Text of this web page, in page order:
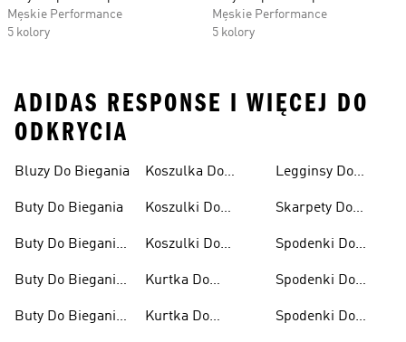
Męskie Performance
5 kolory
Męskie Performance
5 kolory
ADIDAS RESPONSE I WIĘCEJ DO
ODKRYCIA
Bluzy Do Biegania
Buty Do Biegania
Buty Do Biegania
Buty Do Biegania
Buty Do Biegania
Koszulka Do
Koszulki Do
Koszulki Do
Kurtka Do
Kurtka Do
Legginsy Do
Skarpety Do
Spodenki Do
Spodenki Do
Spodenki Do